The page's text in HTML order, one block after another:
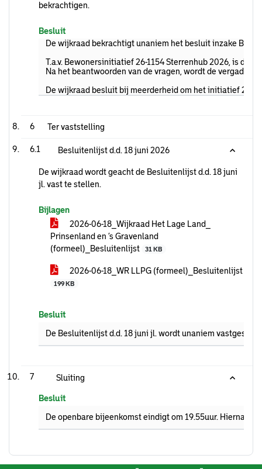
bekrachtigen.
Besluit
De wijkraad bekrachtigt unaniem het besluit inzake
T.a.v. Bewonersinitiatief 26-1154 Sterrenhub 2026, is de
Na het beantwoorden van de vragen, wordt de
De wijkraad besluit bij meerderheid om het initiatief 26-
6 Ter vaststelling
6.1 Besluitenlijst d.d. 18 juni 2026
De wijkraad wordt geacht de Besluitenlijst d.d. 18 juni
jl. vast te stellen.
Bijlagen
2026-06-18_Wijkraad Het Lage Land_
Prinsenland en ’s Gravenland
(formeel)_Besluitenlijst
31 KB
2026-06-18_WR LLPG (formeel)_Besluitenlijst
199 KB
Besluit
De Besluitenlijst d.d. 18 juni jl. wordt unaniem
7 Sluiting
Besluit
De openbare bijeenkomst eindigt om 19.55uur. Hierna